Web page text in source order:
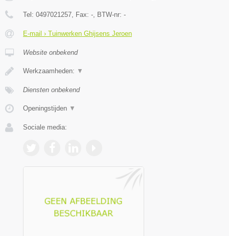
Tel: 0497021257 , Fax: - , BTW-nr: -
E-mail › Tuinwerken Ghijsens Jeroen
Website onbekend
Werkzaamheden: ▼
Diensten onbekend
Openingstijden ▼
Sociale media: